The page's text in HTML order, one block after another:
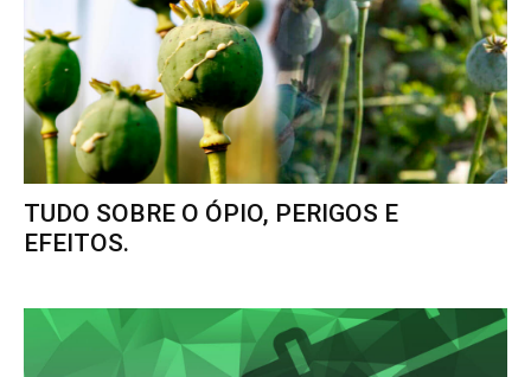
TUDO SOBRE O ÓPIO, PERIGOS E
EFEITOS.